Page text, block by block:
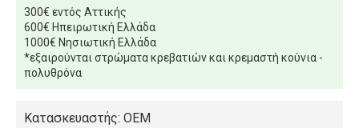
300€ εντός Αττικής
600€ Ηπειρωτική Ελλάδα
1000€ Νησιωτική Ελλάδα
*εξαιρούνται στρώματα κρεβατιών και κρεμαστή κούνια -
πολυθρόνα
Κατασκευαστής: OEM